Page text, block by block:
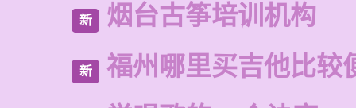
新 烟台古筝培训机构
新 福州哪里买吉他比较